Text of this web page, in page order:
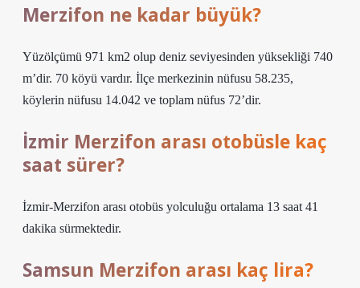
Merzifon ne kadar büyük?
Yüzölçümü 971 km2 olup deniz seviyesinden yüksekliği 740
m’dir. 70 köyü vardır. İlçe merkezinin nüfusu 58.235,
köylerin nüfusu 14.042 ve toplam nüfus 72’dir.
İzmir Merzifon arası otobüsle kaç
saat sürer?
İzmir-Merzifon arası otobüs yolculuğu ortalama 13 saat 41
dakika sürmektedir.
Samsun Merzifon arası kaç lira?